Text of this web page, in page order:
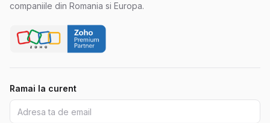
companiile din Romania si Europa.
Ramai la curent